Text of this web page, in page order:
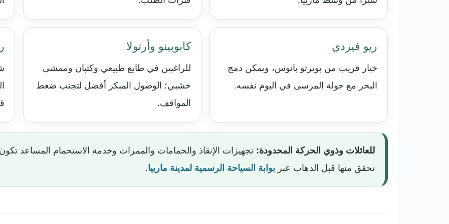
ريو فيردي
خيار قريب من بويرتو بانوس، ويمكن دمج
البحر مع جولة المرسى في اليوم نفسه.
كابوبينو وأرتولا
للراغبين في طابع طبيعي وكثبان وممشى
خشبي؛ الوصول المبكر أفضل لتجنب ضغط
المواقف.
للعائلات وذوي الحركة المحدودة: تجهيزات الإنقاذ والحمامات والممرات وخدمة الاستحمام المساعد
تحقق منها قبل الذهاب عبر بوابة السياحة الرسمية لمدينة ماربيا.